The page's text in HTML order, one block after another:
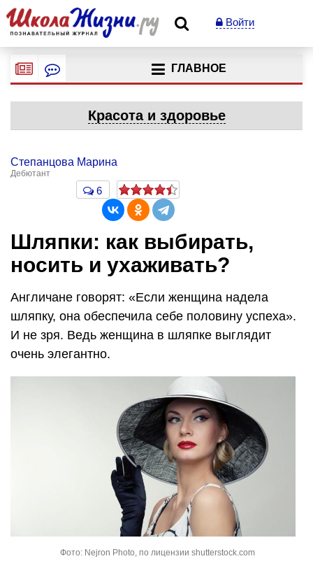
Войти
ГЛАВНОЕ
Красота и здоровье
Степанцова Марина
Дебютант
6
Шляпки: как выбирать,
носить и ухаживать?
Англичане говорят: «Если женщина надела
шляпку, она обеспечила себе половину успеха».
И не зря. Ведь женщина в шляпке выглядит
очень элегантно.
Фото: Nejron Photo, по лицензии shutterstock.com